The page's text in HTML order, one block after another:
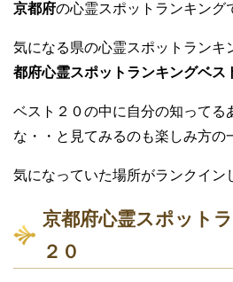
京都府の心霊スポットランキング
気になる県の心霊スポットランキ
都府心霊スポットランキングベス
ベスト２０の中に自分の知ってる
な・・と見てみるのも楽しみ方の
気になっていた場所がランクイン
京都府心霊スポット
２０